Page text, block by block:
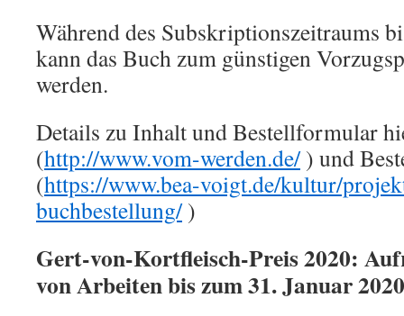
Während des Subskriptionszeitraums
kann das Buch zum günstigen
werden.
Details zu Inhalt und Bestellformular
(http://www.vom-werden.de/) und
(https://www.bea-voigt.de/kultur/
buchbestellung/)
Gert-von-Kortfleisch-Preis 2020:
von Arbeiten bis zum 31. Januar 2020